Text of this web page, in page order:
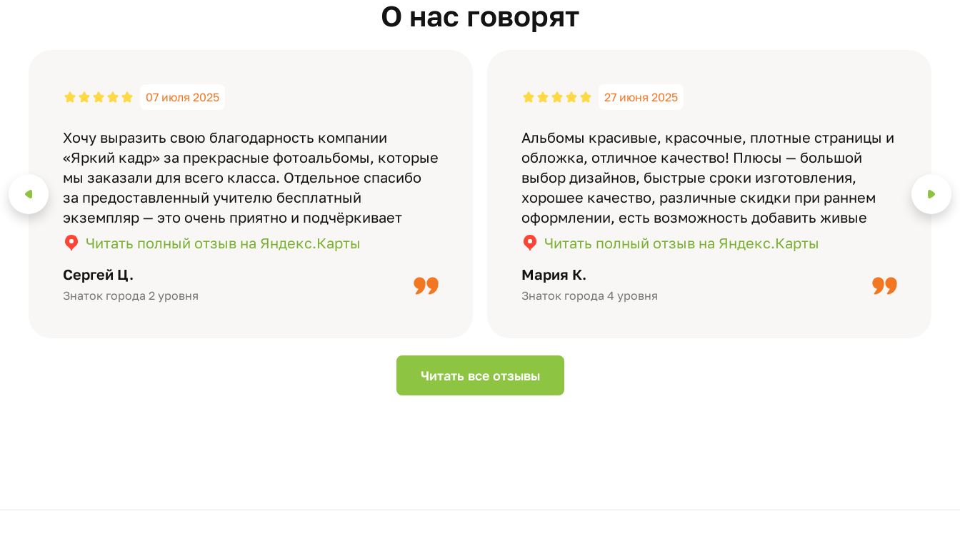
О нас говорят
Сергей Ц.
Знаток города 2 уровня
07 июля 2025
Хочу выразить свою благодарность компании
«Яркий кадр» за прекрасные фотоальбомы, которые
мы заказали для всего класса. Отдельное спасибо
за предоставленный учителю бесплатный
экземпляр — это очень приятно и подчёркивает
значимость события. Качество альбомов на высшем
уровне: плотная бумага, красивый дизайн….
Читать полный отзыв на Яндекс.Карты
Мария К.
Знаток города 4 уровня
27 июня 2025
Альбомы красивые, красочные, плотные страницы и
обложка, отличное качество! Плюсы — большой
выбор дизайнов, быстрые сроки изготовления,
хорошее качество, различные скидки при раннем
оформлении, есть возможность добавить живые
кадры (потом можно смотреть через телефон
короткое видео с детьми, воспитателями).
Небольшой…
Читать полный отзыв на Яндекс.Карты
Читать все отзывы